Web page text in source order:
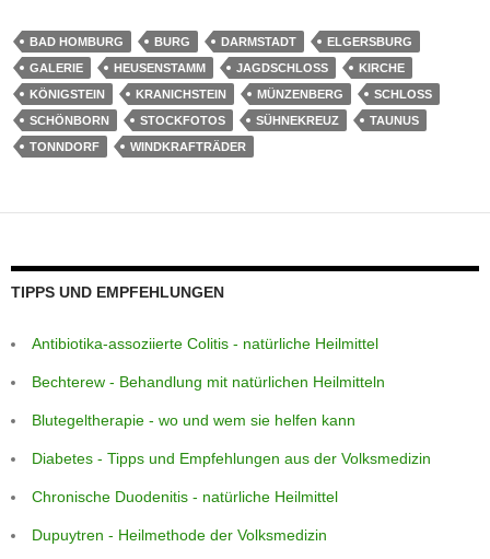
er
e
st
at
s
A
p
ail e
ss
a
g
e
ss
e
n
g
e
gr
a
m
c
e
b
o
k
BAD HOMBURG BURG DARMSTADT
ELGERSBURG
GALERIE
HEUSENSTAMM JAGDSCHLOSS
KIRCHE
KÖNIGSTEIN
KRANICHSTEIN MÜNZENBERG
SCHLOSS
SCHÖNBORN
STOCKFOTOS SÜHNEKREUZ
TAUNUS
TONNDORF
WINDKRAFTRÄDER
TIPPS UND EMPFEHLUNGEN
Antibiotika-assoziierte Colitis - natürliche Heilmittel
Bechterew - Behandlung mit natürlichen Heilmitteln
Blutegeltherapie - wo und wem sie helfen kann
Diabetes - Tipps und Empfehlungen aus der Volksmedizin
Chronische Duodenitis - natürliche Heilmittel
Dupuytren - Heilmethode der Volksmedizin